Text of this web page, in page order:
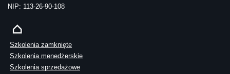
NIP: 113-26-90-108
Szkolenia zamknięte
Szkolenia menedżerskie
Szkolenia sprzedażowe